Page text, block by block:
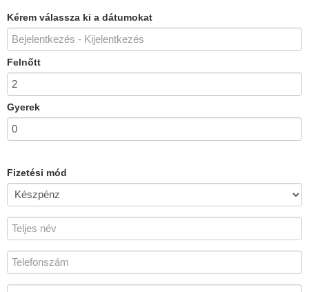
Kérem válassza ki a dátumokat
Felnőtt
Gyerek
Fizetési mód